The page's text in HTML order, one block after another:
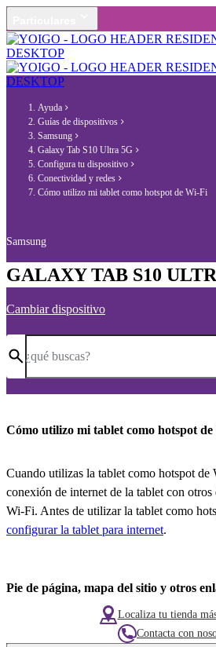
Ayuda
Guías de dispositivos
Samsung
Galaxy Tab S10 Ultra 5G
Configura tu dispositivo
Conectividad y redes
Cómo utilizo mi tablet como hotspot de Wi-Fi
Samsung
GALAXY TAB S10
Cambiar dispositivo
¿qué buscas?
Cómo utilizo mi tablet como hotspot
Cuando utilizas la tablet como hotspot de
conexión de internet de la tablet con
Wi-Fi. Antes de utilizar la tablet como
configurar la tablet para internet.
Pie de página, mapa del sitio y otros
Localiza tu tienda
Contacta con